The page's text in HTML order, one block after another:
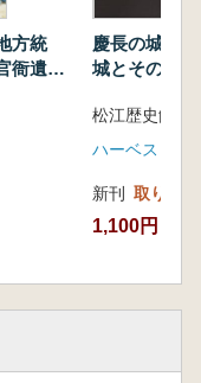
方統
衙遺跡
慶長の城 松
城とその時代
松江歴史館 編
ハーベスト出
新刊 取り寄せ
1,100円